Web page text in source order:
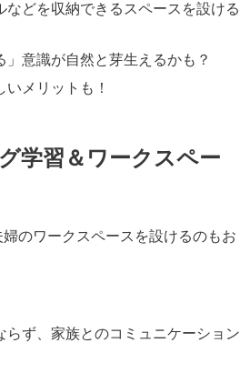
どを収納できるスペースを設ける
意識が自然と芽生えるかも？
メリットも！
学習＆ワークスペー
のワークスペースを設けるのもお
ず、家族とのコミュニケーション